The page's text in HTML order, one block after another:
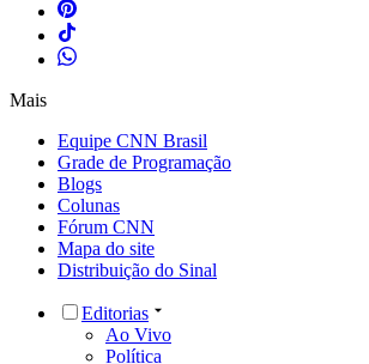
Mais
Equipe CNN Brasil
Grade de Programação
Blogs
Colunas
Fórum CNN
Mapa do site
Distribuição do Sinal
Editorias
Ao Vivo
Política